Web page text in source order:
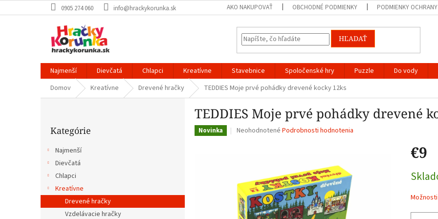
na
0905 274 060 info@hrackykorunka.sk AKO NAKUPOVAŤ OBCHODNÉ PODMIENKY PODMIENKY OCHRANY
HĽADAŤ
Najmenší Dievčatá Chlapci Kreatívne Stavebnice Spoločenské hry Puzzle Do vody
Domov
Kreatívne Drevené hračky TEDDIES Moje prvé pohádky drevené kocky 12ks
kategórie
Kategórie
Najmenší
Dievčatá
Chlapci
Kreatívne
Drevené hračky
Vzdelávacie hračky
TEDDIES Moje prvé pohádky drevené
Novinka
Priemerné
5
hviezdičiek.
Neohodnotené Podrobnosti hodnotenia
€9
cena: